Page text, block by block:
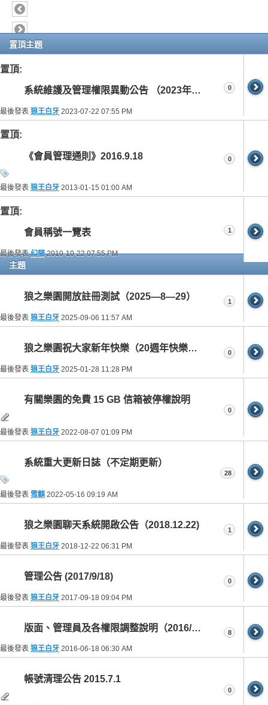
置頂主題
置頂:
系統維護及管理權限異動公告 （2023年7月22日）
最後發表 狼王白牙 2023-07-22 07:55 PM
0
置頂:
《會員管理通則》2016.9.18
最後發表 狼王白牙 2013-01-15 01:00 AM
0
置頂:
會員稱號一覽表
最後發表幻貓2010-10-2207:55 PM
1
主題
狼之樂園開放註冊測試（2025—8—29）
最後發表 狼王白牙 2025-09-06 11:57 AM
1
狼之樂園祝大家新年快樂（20週年快樂） 2025.1.29
最後發表 狼王白牙 2025-01-28 11:28 PM
0
有關樂園的免費 15 GB 信箱被停權說明
最後發表 狼王白牙 2022-08-07 01:09 PM
0
系統重大更新日誌（不定期更新）
最後發表 雪麒 2022-05-16 09:19 AM
28
狼之樂園聊天系統開啟公告（2018.12.22)
最後發表 狼王白牙 2018-12-22 06:31 PM
1
管理公告 (2017/9/18)
最後發表 狼王白牙 2017-09-18 09:04 PM
0
版面、管理員及各權限調整說明（2016/6/18）
最後發表 狼王白牙 2016-06-18 06:30 AM
8
帳號清理公告 2015.7.1
0